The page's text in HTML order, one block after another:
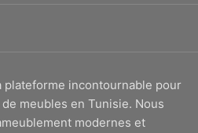
plateforme incontournable pour
meubles en Tunisie. Nous
modernes et